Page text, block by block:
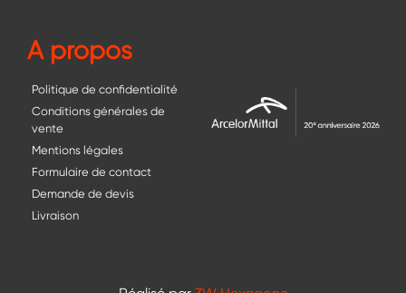
A propos
Politique de confidentialité
Conditions générales de
vente
Mentions légales
Formulaire de contact
Demande de devis
Livraison